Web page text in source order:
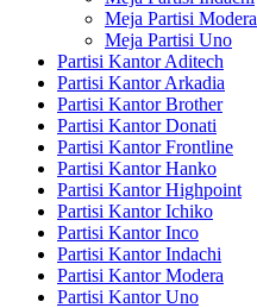
Meja Partisi Modera
Meja Partisi Uno
Partisi Kantor Aditech
Partisi Kantor Arkadia
Partisi Kantor Brother
Partisi Kantor Donati
Partisi Kantor Frontline
Partisi Kantor Hanko
Partisi Kantor Highpoint
Partisi Kantor Ichiko
Partisi Kantor Inco
Partisi Kantor Indachi
Partisi Kantor Modera
Partisi Kantor Uno